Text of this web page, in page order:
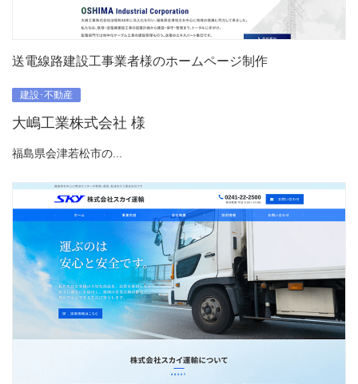
送電線路建設工事業者様のホームページ制作
建設･不動産
大嶋工業株式会社 様
福島県会津若松市の...